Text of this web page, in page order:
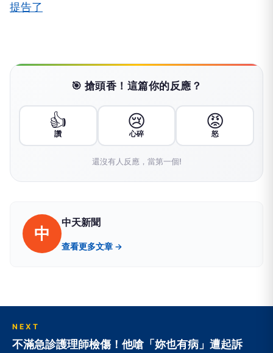
提告了
🎯 搶頭香！這篇你的反應？
👍
讚
😢
心碎
😡
怒
還沒有人反應，當第一個!
中
中天新聞
查看更多文章 →
NEXT
不滿急診護理師檢傷！他嗆「妳也有病」遭起訴